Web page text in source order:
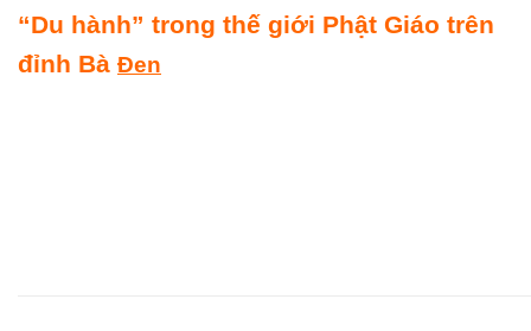
“Du hành” trong thế giới Phật Giáo trên
đỉnh Bà Đen